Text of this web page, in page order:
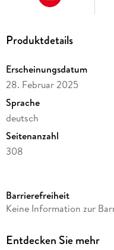
Produktdetails
Erscheinungsdatum
28. Februar 2025
Sprache
deutsch
Seitenanzahl
308
Autor/Autorin
Verlag/Hersteller
Barrierefreiheit
Keine Information zur
Entdecken Sie mehr